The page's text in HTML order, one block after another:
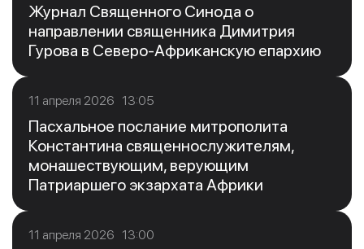
Журнал Священного Синода о
направлении священника Димитрия
Гурова в Северо-Африканскую епархию
11 апреля 2026 13:05
Пасхальное послание митрополита
Константина священнослужителям,
монашествующим, верующим
Патриаршего экзархата Африки
11 апреля 2026 13:00